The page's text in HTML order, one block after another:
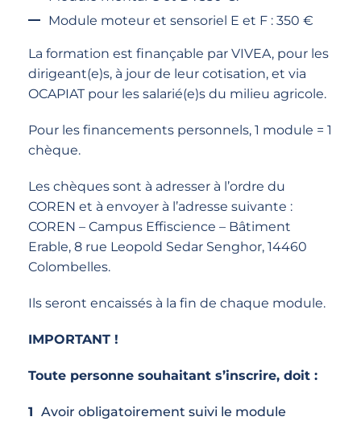
Module moteur et sensoriel E et F : 350 €
La formation est finançable par VIVEA, pour les
dirigeant(e)s, à jour de leur cotisation, et via
OCAPIAT pour les salarié(e)s du milieu agricole.
Pour les financements personnels, 1 module = 1
chèque.
Les chèques sont à adresser à l’ordre du
COREN et à envoyer à l’adresse suivante :
COREN – Campus Effiscience – Bâtiment
Erable, 8 rue Leopold Sedar Senghor, 14460
Colombelles.
Ils seront encaissés à la fin de chaque module.
IMPORTANT !
Toute personne souhaitant s’inscrire, doit :
Avoir obligatoirement suivi le module